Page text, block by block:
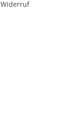
Widerruf